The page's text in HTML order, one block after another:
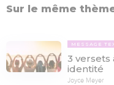
Sur le même
MESSAGE
3
identité
Joyce Meyer